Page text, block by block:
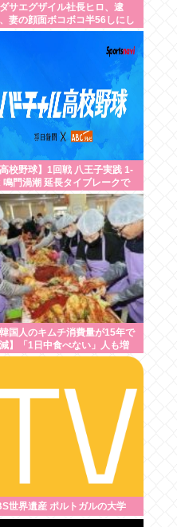
サエグザイル社長ヒロ、逮
妻の顔面ボコボコ半56しにし
高校野球】1回戦 八王子実践 1-
鳴門渦潮 延長タイブレークで
ナラ勝ち 鳴門渦潮として甲子
1勝
韓国人のキムチ消費量が15年で
】「1日中食べない」人も増
世界遺産 ポルトガルの大学